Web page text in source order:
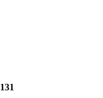
131